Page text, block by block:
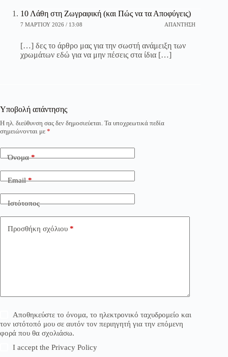
10 Λάθη στη Ζωγραφική (και Πώς να τα Αποφύγεις)
7 ΜΑΡΤΊΟΥ 2026 / 13:08 ΑΠΆΝΤΗΣΗ
[…] δες το άρθρο μας για την σωστή ανάμειξη των
χρωμάτων εδώ για να μην πέσεις στα ίδια […]
Υποβολή απάντησης
Η ηλ. διεύθυνση σας δεν δημοσιεύεται. Τα υποχρεωτικά πεδία
σημειώνονται με *
Όνομα*
Email*
Ιστότοπος
Προσθήκη σχόλιου *
Αποθηκεύστε το όνομα, το ηλεκτρονικό ταχυδρομείο και
τον ιστότοπό μου σε αυτόν τον περιηγητή για την επόμενη
φορά που θα σχολιάσω.
I accept thePrivacy Policy